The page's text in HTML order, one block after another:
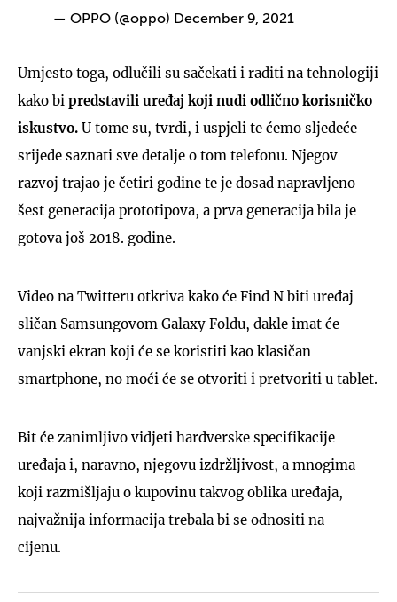
— OPPO (@oppo) December 9, 2021
Umjesto toga, odlučili su sačekati i raditi na tehnologiji
kako bi predstavili uređaj koji nudi odlično korisničko
iskustvo. U tome su, tvrdi, i uspjeli te ćemo sljedeće
srijede saznati sve detalje o tom telefonu. Njegov
razvoj trajao je četiri godine te je dosad napravljeno
šest generacija prototipova, a prva generacija bila je
gotova još 2018. godine.
Video na Twitteru otkriva kako će Find N biti uređaj
sličan Samsungovom Galaxy Foldu, dakle imat će
vanjski ekran koji će se koristiti kao klasičan
smartphone, no moći će se otvoriti i pretvoriti u tablet.
Bit će zanimljivo vidjeti hardverske specifikacije
uređaja i, naravno, njegovu izdržljivost, a mnogima
koji razmišljaju o kupovinu takvog oblika uređaja,
najvažnija informacija trebala bi se odnositi na -
cijenu.